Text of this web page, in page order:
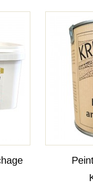
Le colis était lourd et le
livraison l'a refusé. J'ai
récupérer le colis à
de...